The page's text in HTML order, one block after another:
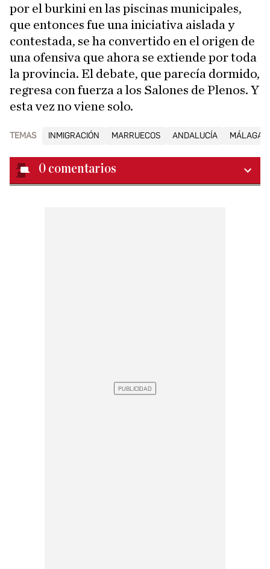
por el burkini en las piscinas municipales,
que entonces fue una iniciativa aislada y
contestada, se ha convertido en el origen de
una ofensiva que ahora se extiende por toda
la provincia. El debate, que parecía dormido,
regresa con fuerza a los Salones de Plenos. Y
esta vez no viene solo.
TEMAS INMIGRACIÓN MARRUECOS ANDALUCÍA MÁLAGA
0 comentarios